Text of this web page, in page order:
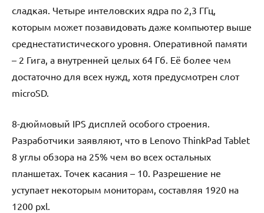
сладкая. Четыре интеловских ядра по 2,3 ГГц,
которым может позавидовать даже компьютер выше
среднестатистического уровня. Оперативной памяти
– 2 Гига, а внутренней целых 64 Гб. Её более чем
достаточно для всех нужд, хотя предусмотрен слот
microSD.
8-дюймовый IPS дисплей особого строения.
Разработчики заявляют, что в Lenovo ThinkPad Tablet
8 углы обзора на 25% чем во всех остальных
планшетах. Точек касания – 10. Разрешение не
уступает некоторым мониторам, составляя 1920 на
1200 pxl.